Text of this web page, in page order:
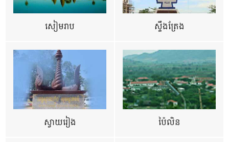
សៀមរាប ស្ទឹងត្រែង
ស្វាយរៀង ប៉ៃលិន